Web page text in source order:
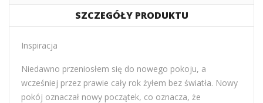
SZCZEGÓŁY PRODUKTU
Inspiracja
Niedawno przeniosłem się do nowego pokoju, a
wcześniej przez prawie cały rok żyłem bez światła. Nowy
pokój oznaczał nowy początek, co oznacza, że ​​